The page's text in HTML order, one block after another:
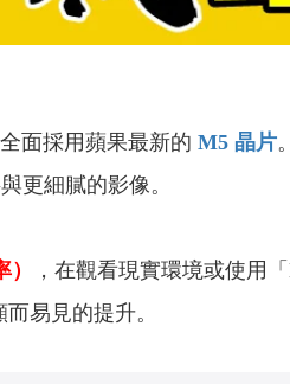
面採用蘋果最新的 M5 晶片
更細膩的影像。
，在觀看現實環境或使用
易見的提升。